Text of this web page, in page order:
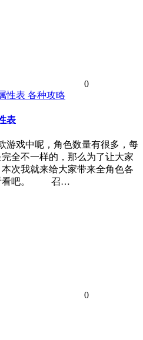
0
各种攻略
表
戏中呢，角色数量有很多，每
全不一样的，那么为了让大家
次我就来给大家带来全角色各
看看吧。 召…
0